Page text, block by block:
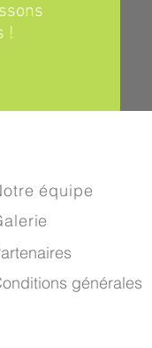
équipe
générales
!